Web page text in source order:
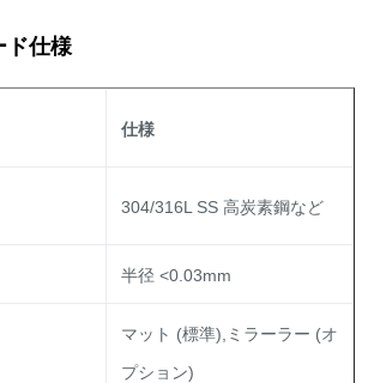
ド仕様
仕様
304/316L SS 高炭素鋼など
半径 <0.03mm
マット (標準),ミラーラー (オ
プション)